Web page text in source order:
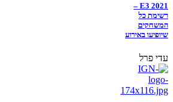
E3 2021 –
רשימת כל
המשחקים
שיופיעו באירוע
עדי פרל